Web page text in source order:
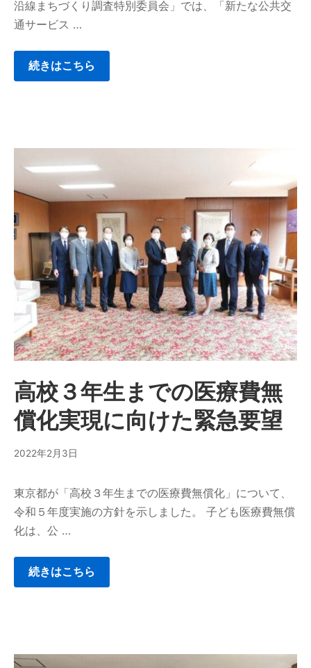
沿線まちづくり調査特別委員会」では、「新たな公共交
通サービス …
続きはこちら
高校３年生までの医療費無
償化実現に向けた緊急要望
2022年2月3日
東京都が「高校３年生までの医療費無償化」について、
令和５年度実施の方針を示しました。 子ども医療費無償
化は、公 …
続きはこちら